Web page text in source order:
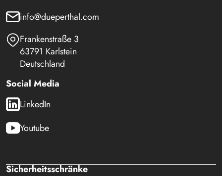
info@dueperthal.com
Frankenstraße 3
63791 Karlstein
Deutschland
Social Media
LinkedIn
Youtube
Sicherheitsschränke